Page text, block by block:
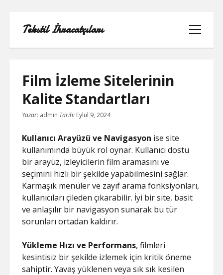
Tekstil İhracatçıları
menüyü
aç
1000 LINKEDIN TAKIPÇI HILESI
IPHONE
LINKEDIN BEĞENI KASMA PARASIZ
LISTE
SAYFA LISTESI
Film İzleme Sitelerinin
Kalite Standartları
Yazar: admin Tarih: Eylül 9, 2024
Kullanıcı Arayüzü ve Navigasyon ise site
kullanımında büyük rol oynar. Kullanıcı dostu
bir arayüz, izleyicilerin film aramasını ve
seçimini hızlı bir şekilde yapabilmesini sağlar.
Karmaşık menüler ve zayıf arama fonksiyonları,
kullanıcıları çileden çıkarabilir. İyi bir site, basit
ve anlaşılır bir navigasyon sunarak bu tür
sorunları ortadan kaldırır.
Yükleme Hızı ve Performans, filmleri
kesintisiz bir şekilde izlemek için kritik öneme
sahiptir. Yavaş yüklenen veya sık sık kesilen